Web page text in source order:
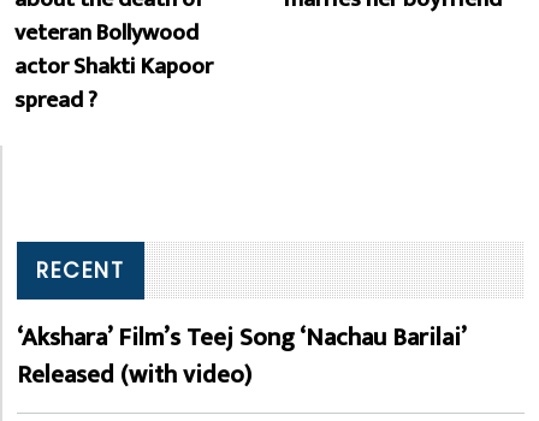
veteran Bollywood
actor Shakti Kapoor
spread ?
RECENT
‘Akshara’ Film’s Teej Song ‘Nachau Barilai’
Released (with video)